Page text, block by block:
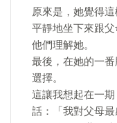
原來是，她覺得
平靜地坐下來跟
他們理解她。
最後，在她的一
選擇。
這讓我想起在一
話：「我對父母